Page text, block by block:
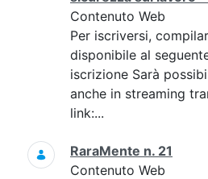
Contenuto Web
Per iscriversi,
disponibile al
iscrizione Sarà
anche in streaming
link:...
RaraMente n. 21
Contenuto Web